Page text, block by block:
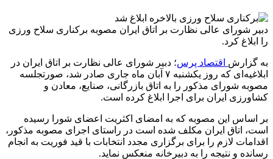
دبیر شورای عالی نظارت بر اتاق ایران مصوبه برکناری سلاح ورزی
را ابلاغ کرد.
به گزارش اقتصاد پرس؛ دبیر شورای عالی نظارت بر اتاق ایران در
ابلاغیه‌ای که روز یکشنبه ۷ آبان ماه جاری صادر شد، صورتجلسه
مصوبه شورای مذکور را به اتاق بازرگانی، صنایع، معادن و
کشاورزی ایران برای اجرا ابلاغ کرده است.
بر اساس این مصوبه که به امضای اکثریت اعضای شورا رسیده
است، اتاق ایران مکلف شده است در راستای اجرای مصوبه مذکور،
اقدامات لازم را برای برگزاری مجدد انتخابات با قید فوریت به انجام
رسانده و نتیجه را به دبیرخانه منعکس نماید.